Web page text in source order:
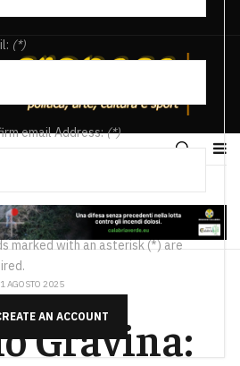
(*)
email Address:(*)
marked with an asterisk (*) are
AN ACCOUNT
AGOSTO 2025
Gravina: